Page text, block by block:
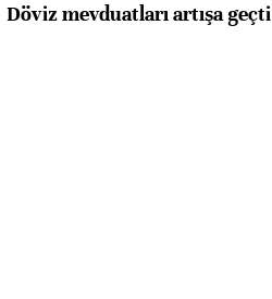
Döviz mevduatları artışa geçti